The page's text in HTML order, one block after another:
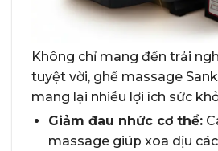
Không chỉ mang đến trải
tuyệt vời, ghế massage
mang lại nhiều lợi ích sức
Giảm đau nhức cơ thể:
massage giúp xoa dịu